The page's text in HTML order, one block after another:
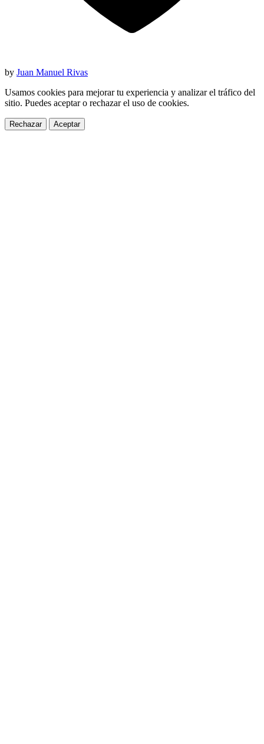
by Juan Manuel Rivas
Usamos cookies para mejorar tu experiencia y analizar el tráfico del
sitio. Puedes aceptar o rechazar el uso de cookies.
Rechazar Aceptar